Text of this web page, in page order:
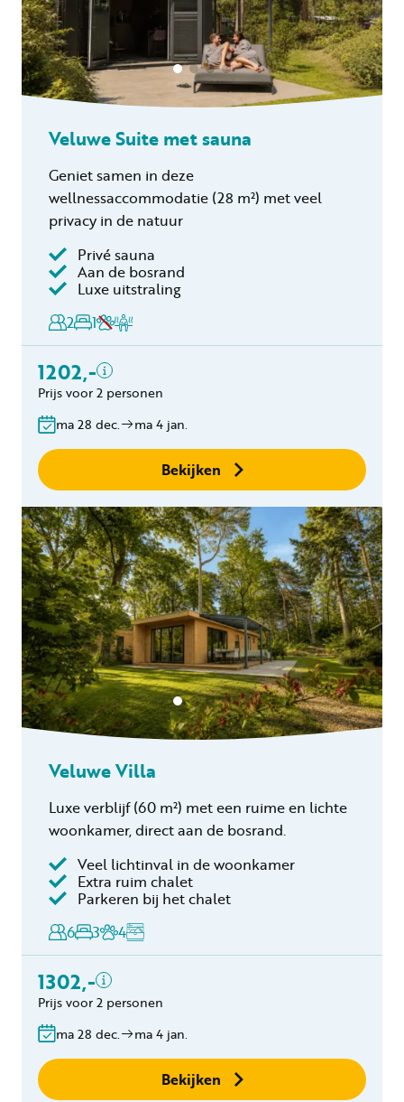
+31 (0) 577 411 283
Gastinformatie
Contact
Werken bij
Mijn Samoza
Veluwe Suite met sauna
Geniet samen in deze
wellnessaccommodatie (28 m²) met veel
privacy in de natuur
Privé sauna
Aan de bosrand
Luxe uitstraling
2
1
1202,-
pakket per persoon (2
binnen 24 uur
Geen boekingskosten
Prijs voor 2 personen
ma 28 dec. ma 4 jan.
Bekijken
Veluwe Villa
Luxe verblijf(60 m²) met een ruime en lichte
woonkamer, direct aan de bosrand.
Veel lichtinval in de woonkamer
Extra ruim chalet
Parkeren bij het chalet
6
3 4
1302,-
Inclusief
Toeristenbelasting
Geen boekingskosten
Prijs voor 2 personen
ma 28 dec. ma 4 jan.
Bekijken